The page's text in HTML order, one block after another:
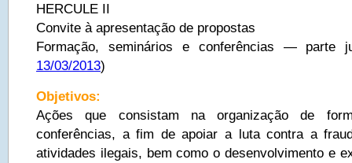
HERCULE II
Convite à apresentação de propostas
Formação, seminários e conferências — parte
13/03/2013)
Objetivos:
Ações que consistam na organização de
conferências, a fim de apoiar a luta contra a
atividades ilegais, bem como o desenvolvimento e